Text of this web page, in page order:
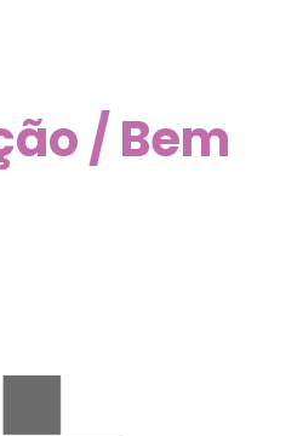
/ Bem